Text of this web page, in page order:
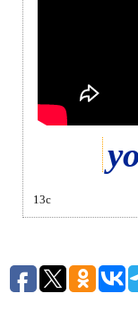
13с